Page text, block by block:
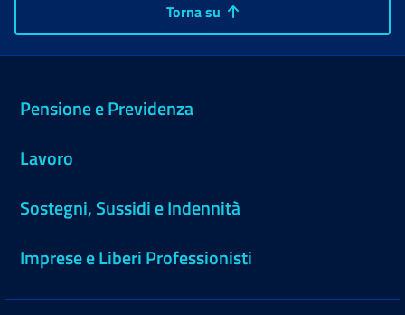
Torna su
Pensione e Previdenza
Lavoro
Sostegni, Sussidi e Indennità
Imprese e Liberi Professionisti